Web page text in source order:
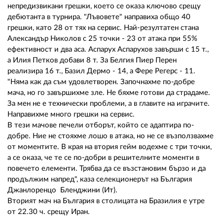
непредизвикани грешки, което се оказа ключово срещу
дебютанта в турнира. "Лъвовете" направиха общо 40
грешки, като 28 от тях на сервис. Най-резултатен стана
Александър Николов с 25 точки - 23 от атака при 55%
ефективност и два аса. Аспарух Аспарухов завърши с 15 т.,
а Илия Петков добави 8 т. За Белгия Пиер Перен
реализира 16 т., Базил Дермо - 14, а Фере Регерс - 11.
"Няма как да съм удовлетворен. Започнахме по-добре
мача, но го завършихме зле. Не бяхме готови да страдаме.
За мен не е технически проблеми, а в главите на играчите.
Направихме много грешки на сервис.
В тези мачове печели отборът, който се адаптира по-
добре. Ние не стояхме лошо в атака, но не се възползвахме
от моментите. В края на втория гейм водехме с три точки,
а се оказа, че те се по-добри в решителните моменти в
повечето елементи. Трябва да се възстановим бързо и да
продължим напред", каза селекционерът на България
Джанлоренцо Бленджини (Ит).
Вторият мач на България в столицата на Бразилия е утре
от 22.30 ч. срещу Иран.